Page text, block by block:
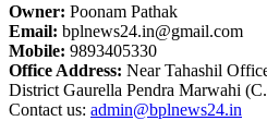
Owner: Poonam Pathak
Email: bplnews24.in@gmail.com
Mobile: 9893405330
Office Address: Near Tahashil
District Gaurella Pendra Marwahi
Contact us: admin@bplnews24.in